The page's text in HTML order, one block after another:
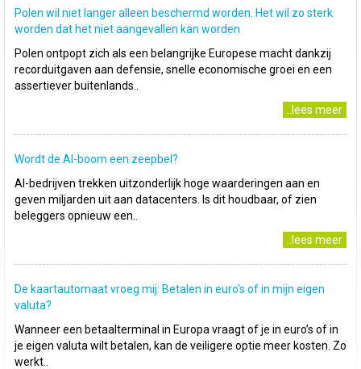
Polen wil niet langer alleen beschermd worden. Het wil zo sterk
worden dat het niet aangevallen kan worden
Polen ontpopt zich als een belangrijke Europese macht dankzij
recorduitgaven aan defensie, snelle economische groei en een
assertiever buitenlands..
..lees meer
Wordt de AI-boom een zeepbel?
AI-bedrijven trekken uitzonderlijk hoge waarderingen aan en
geven miljarden uit aan datacenters. Is dit houdbaar, of zien
beleggers opnieuw een..
..lees meer
De kaartautomaat vroeg mij: Betalen in euro's of in mijn eigen
valuta?
Wanneer een betaalterminal in Europa vraagt of je in euro’s of in
je eigen valuta wilt betalen, kan de veiligere optie meer kosten. Zo
werkt..